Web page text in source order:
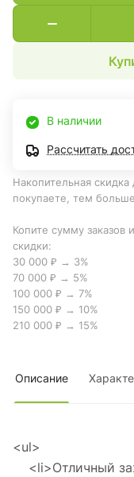
В наличии
Рассчитать
Накопительная
покупаете, тем
Копите сумму
скидки:
30 000 ₽ → 3%
70 000 ₽ → 5%
100 000 ₽ → 7%
150 000 ₽ → 10%
210 000 ₽ → 15%
Описание
<ul>
<li>Отличный